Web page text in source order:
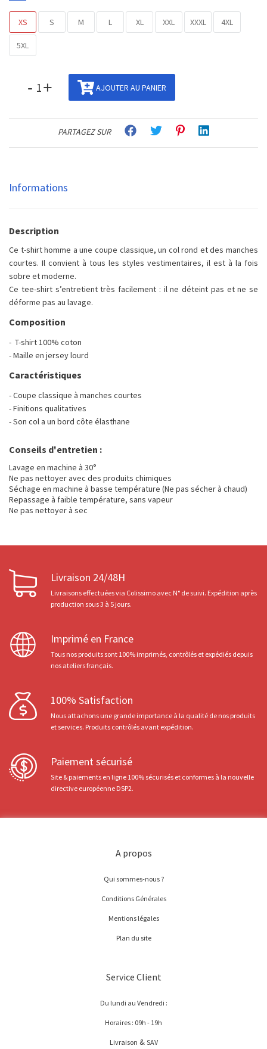
XS S M L XL XXL XXXL 4XL
5XL
- + AJOUTER AU PANIER
PARTAGEZ SUR
Informations
Description
Ce t-shirt homme a une coupe classique, un col rond et des manches
courtes. Il convient à tous les styles vestimentaires, il est à la fois
sobre et moderne.
Ce tee-shirt s’entretient très facilement : il ne déteint pas et ne se
déforme pas au lavage.
Composition
- T-shirt 100% coton
- Maille en jersey lourd
Caractéristiques
- Coupe classique à manches courtes
- Finitions qualitatives
- Son col a un bord côte élasthane
Conseils d'entretien :
Lavage en machine à 30°
Ne pas nettoyer avec des produits chimiques
Séchage en machine à basse température (Ne pas sécher à chaud)
Repassage à faible température, sans vapeur
Ne pas nettoyer à sec
Livraison 24/48H
Livraisons effectuées via Colissimo avec N° de suivi. Expédition après
production sous 3 à 5 jours.
Imprimé en France
Tous nos produits sont 100% imprimés, contrôlés et expédiés depuis
nos ateliers français.
100% Satisfaction
Nous attachons une grande importance à la qualité de nos produits
et services. Produits contrôlés avant expédition.
Paiement sécurisé
Site & paiements en ligne 100% sécurisés et conformes à la nouvelle
directive européenne DSP2.
A propos
Qui sommes-nous ?
Conditions Générales
Mentions légales
Plan du site
Service Client
Du lundi au Vendredi :
Horaires : 09h - 19h
Livraison & SAV